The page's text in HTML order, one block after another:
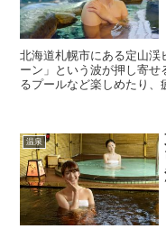
北海道札幌市にある定山
ーン」という波が押し寄
るプールなど楽しめたり
温泉